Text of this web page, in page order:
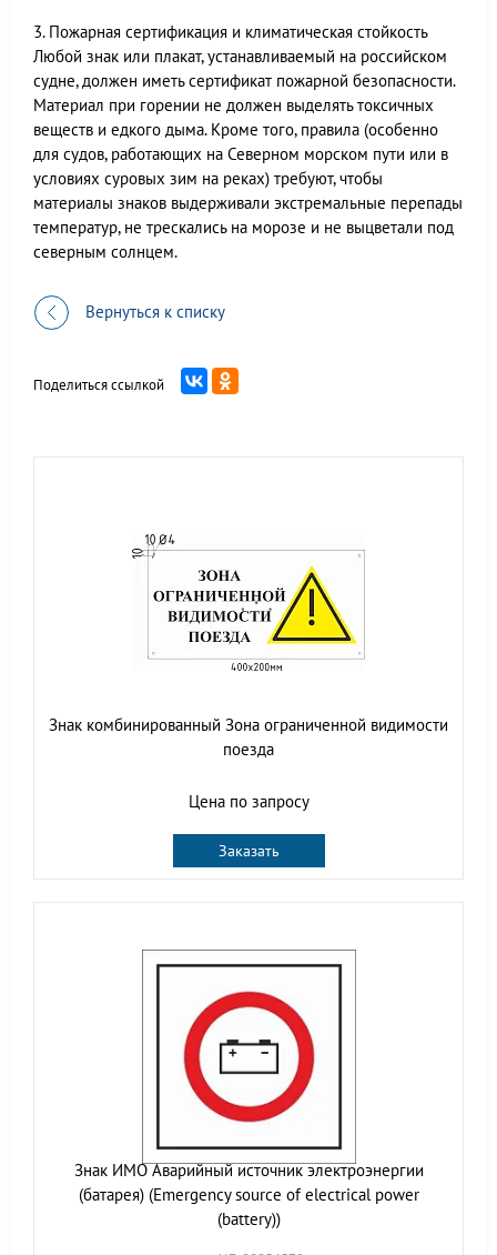
3. Пожарная сертификация и климатическая стойкость
Любой знак или плакат, устанавливаемый на российском
судне, должен иметь сертификат пожарной безопасности.
Материал при горении не должен выделять токсичных
веществ и едкого дыма. Кроме того, правила (особенно
для судов, работающих на Северном морском пути или в
условиях суровых зим на реках) требуют, чтобы
материалы знаков выдерживали экстремальные перепады
температур, не трескались на морозе и не выцветали под
северным солнцем.
Вернуться к списку
Поделиться ссылкой
Знак комбинированный Зона ограниченной видимости
поезда
Цена по запросу
Заказать
Знак ИМО Аварийный источник электроэнергии
(батарея) (Emergency source of electrical power
(battery))